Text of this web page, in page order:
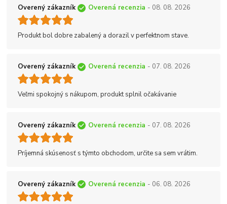
Overený zákazník Overená recenzia - 08. 08. 2026
Produkt bol dobre zabalený a dorazil v perfektnom stave.
Overený zákazník Overená recenzia - 07. 08. 2026
Veľmi spokojný s nákupom, produkt splnil očakávanie
Overený zákazník Overená recenzia - 07. 08. 2026
Príjemná skúsenosť s týmto obchodom, určite sa sem vrátim.
Overený zákazník Overená recenzia - 06. 08. 2026